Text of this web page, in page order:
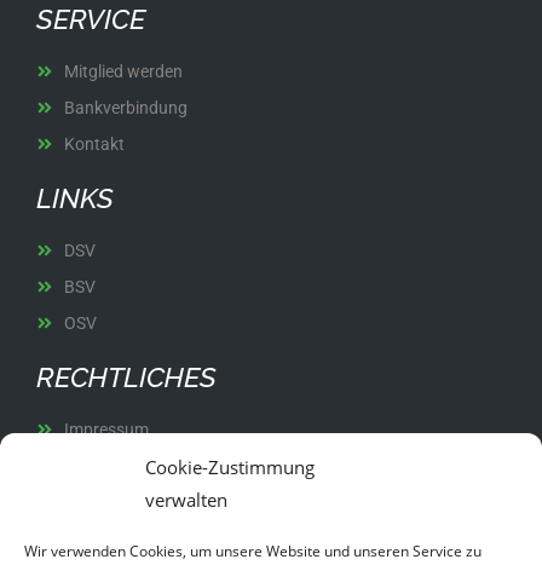
Cookie-Zustimmung
verwalten
Wir verwenden Cookies, um unsere Website und unseren Service zu
SERVICE
Mitglied werden
Bankverbindung
Kontakt
LINKS
DSV
BSV
OSV
RECHTLICHES
Impressum
Datenschutz